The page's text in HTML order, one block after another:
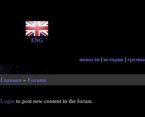
ENG
новости | история | группа
Главная » Forums
Login to post new content in the forum.